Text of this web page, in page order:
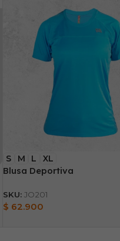
S M L XL
Blusa Deportiva
SKU: JO201
$ 62.900